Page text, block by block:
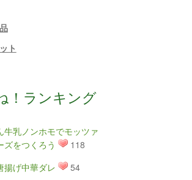
ト
！ランキング
牛乳ノンホモでモッツァ
ズをつくろう
118
揚げ中華ダレ
54